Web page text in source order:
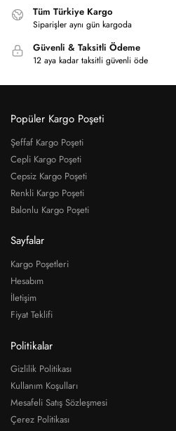
Tüm Türkiye Kargo
Siparişler aynı gün kargoda
Güvenli & Taksitli Ödeme
12 aya kadar taksitli güvenli öde
Popüler Kargo Poşeti
Şeffaf Kargo Poşeti
Cepli Kargo Poşeti
Cepsiz Kargo Poşeti
Renkli Kargo Poşeti
Balonlu Kargo Poşeti
Sayfalar
Kargo Poşetleri
Hesabım
İletişim
Fiyat Teklifi
Politikalar
Gizlilik Politikası
Kullanım Koşulları
Mesafeli Satış Sözleşmesi
Çerez Politikası